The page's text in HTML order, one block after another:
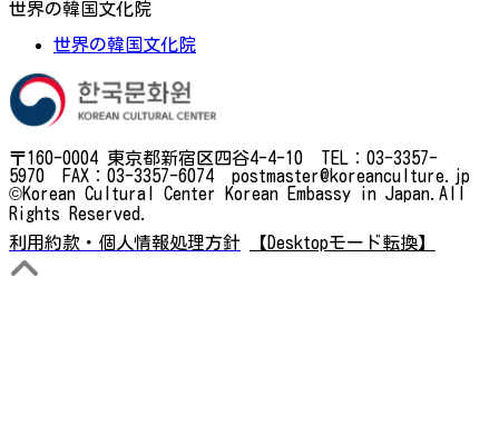
世界の韓国文化院
世界の韓国文化院
〒160-0004 東京都新宿区四谷4-4-10 TEL：03-3357-
5970 FAX：03-3357-6074 postmaster@koreanculture.jp
©Korean Cultural Center Korean Embassy in Japan.All
Rights Reserved.
利用約款・個人情報処理方針
【Desktopモード転換】